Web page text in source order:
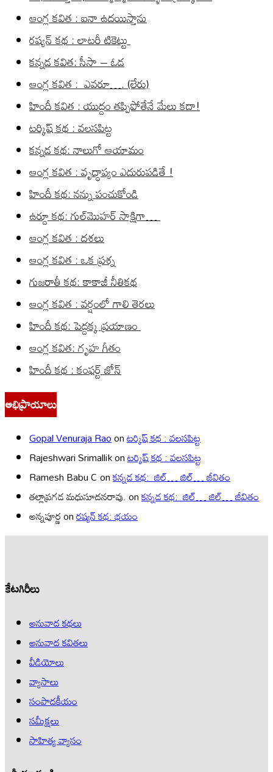
ఆంగ్ల కవిత : ఐనా ఉదయిస్తాను
రష్యన్ కథ : లాటరీ టికెట్టు
కన్నడ కవిత: సీసా – ఓడ
ఆంగ్ల కవిత : ఎవరూ…. (లేరు)
హిందీ కవిత : యుద్దం తప్పిపోతేనే మేలు కదా!
టర్కిష్ కథ : వలసపిట్ట
కన్నడ కథ: నాలుగో ఆయామం
ఆంగ్ల కవిత : వృద్ధాప్యం ఎదురుపడితే !
హిందీ కథ: నన్ను పంచుకోండి
ఉర్దూ కథ: గుల్‌మొహర్ సాక్షిగా…
ఆంగ్ల కవిత : దశలు
ఆంగ్ల కవిత : ఒక ప్రశ్న
గుజరాతీ కథ: కాకాజీ నీతికథ
ఆంగ్ల కవిత : వర్షంలో గాలి తెరలు
హిందీ కథ: పెద్దక్క ప్రయాణం
ఆంగ్ల కవిత: గృహ గీతం
హిందీ కథ : కంఫర్ట్ జోన్
అభిప్రాయాలు
Gopal Venuraja Raoonటర్కిష్ కథ : వలసపిట్ట
Rajeshwari Srimallikonటర్కిష్ కథ : వలసపిట్ట
Ramesh Babu Conకన్నడ కథ: జిల్… జిల్… జీవితం
తల్లాప్రగడ మధుసూదనరావు.onకన్నడ కథ: జిల్… జిల్… జీవితం
అన్నపూర్ణonరష్యన్ కథ: భయం
కేటగిరీలు
అనువాద కథలు
అనువాద కవితలు
వీడియోలు
వ్యాసాలు
సంపాదకీయం
సమీక్షలు
సాహిత్య వ్యాసం